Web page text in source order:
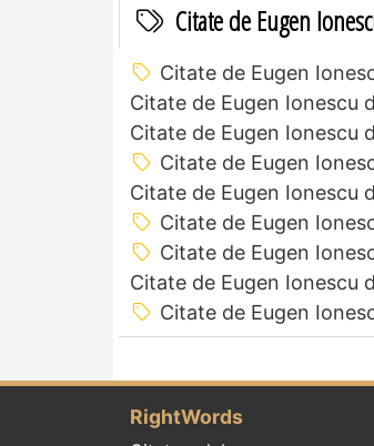
Citate de Eugen
Citate de Eugen
Citate de Eugen Ionescu
Citate de Eugen Ionescu
Citate de Eugen
Citate de Eugen Ionescu
Citate de Eugen
Citate de Eugen
Citate de Eugen Ionescu
Citate de Eugen
RightWords